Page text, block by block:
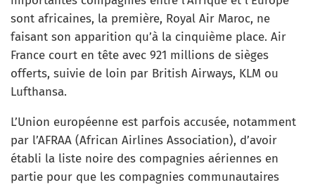
sont africaines, la première, Royal Air Maroc, ne
faisant son apparition qu’à la cinquième place. Air
France court en tête avec 921 millions de sièges
offerts, suivie de loin par British Airways, KLM ou
Lufthansa.
L’Union européenne est parfois accusée, notamment
par l’AFRAA (African Airlines Association), d’avoir
établi la liste noire des compagnies aériennes en
partie pour que les compagnies communautaires